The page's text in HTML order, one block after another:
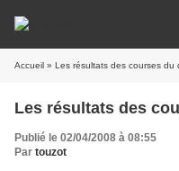
Accueil » Les résultats des courses du
Les résultats des
Publié le 02/04/2008 à 08:55
Par touzot